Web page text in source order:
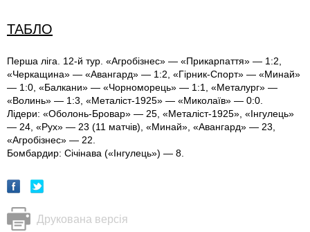
ТАБЛО
Перша ліга. 12-й тур. «Агробізнес» — «Прикарпаття» — 1:2,
«Черкащина» — «Авангард» — 1:2, «Гірник-Спорт» — «Минай»
— 1:0, «Балкани» — «Чорноморець» — 1:1, «Металург» —
«Волинь» — 1:3, «Металіст-1925» — «Миколаїв» — 0:0.
Лідери: «Оболонь-Бровар» — 25, «Металіст-1925», «Інгулець»
— 24, «Рух» — 23 (11 матчів), «Минай», «Авангард» — 23,
«Агробізнес» — 22.
Бомбардир: Січінава («Інгулець») — 8.
Друкована версія